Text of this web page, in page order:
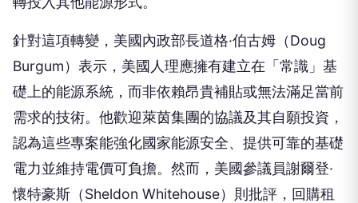
Burgum）表示，美國人理應擁有建立在「常識」基
礎上的能源系統，而非依賴昂貴補貼或無法滿足當前
需求的技術。他歡迎萊茵集團的協議及其自願投資，
認為這些專案能強化國家能源安全、提供可靠的基礎
電力並維持電價可負擔。然而，美國參議員謝爾登·
懷特豪斯（Sheldon Whitehouse）則批評，回購租
賃權本質上是透過「賄賂」公司放棄潔淨能源，這將
導致消費者面臨更高的能源成本。